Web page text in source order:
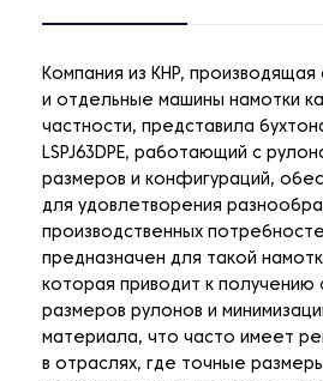
Компания из КНР, производящая
и отдельные машины намотки
частности, представила
LSPJ63DPE, работающий с
размеров и конфигураций,
для удовлетворения
производственных
предназначен для такой
которая приводит к получению
размеров рулонов и
материала, что часто имеет
в отраслях, где точные